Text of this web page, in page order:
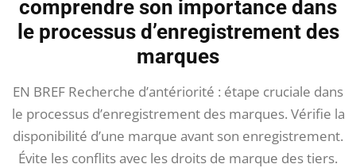
comprendre son importance dans
le processus d’enregistrement des
marques
EN BREF Recherche d’antériorité : étape cruciale dans
le processus d’enregistrement des marques. Vérifie la
disponibilité d’une marque avant son enregistrement.
Évite les conflits avec les droits de marque des tiers.